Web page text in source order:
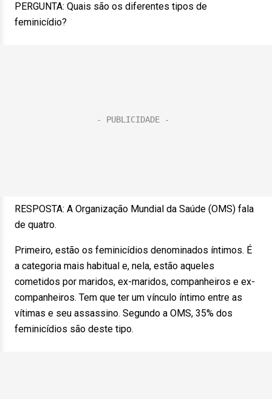
PERGUNTA: Quais são os diferentes tipos de
feminicídio?
RESPOSTA: A Organização Mundial da Saúde (OMS) fala
de quatro.
Primeiro, estão os feminicídios denominados íntimos. É
a categoria mais habitual e, nela, estão aqueles
cometidos por maridos, ex-maridos, companheiros e ex-
companheiros. Tem que ter um vínculo íntimo entre as
vítimas e seu assassino. Segundo a OMS, 35% dos
feminicídios são deste tipo.